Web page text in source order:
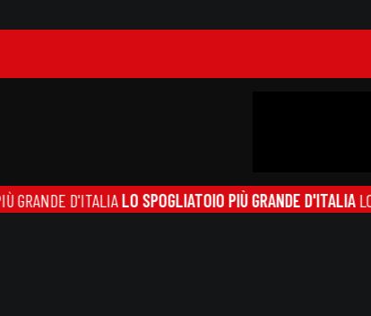
D'ITALIALO SPOGLIATOIO PIÙ GRANDE D'ITALIALO